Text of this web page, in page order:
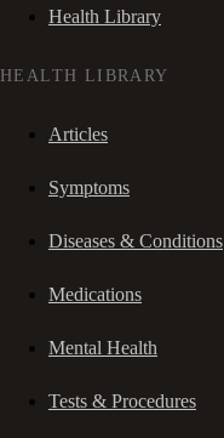
Health Library
HEALTH LIBRARY
Articles
Symptoms
Diseases & Conditions
Medications
Mental Health
Tests & Procedures